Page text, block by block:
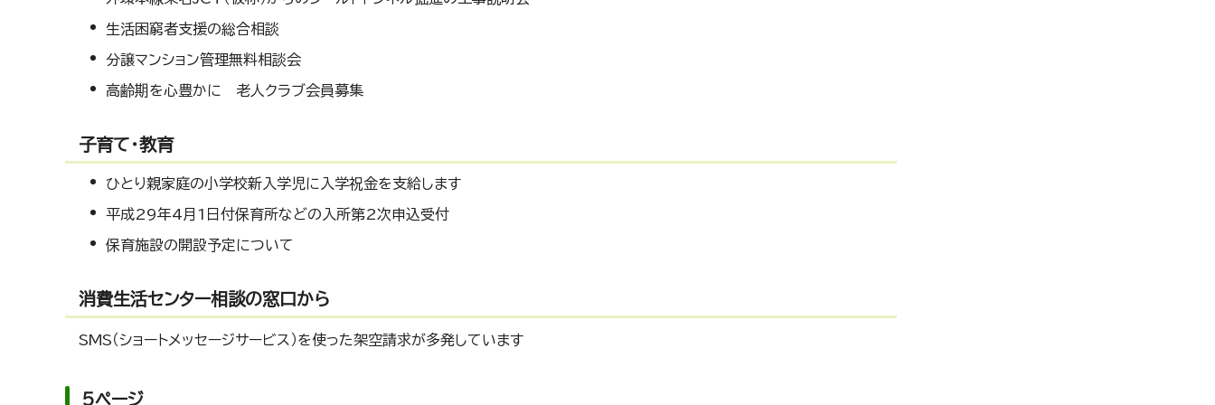
生活困窮者支援の総合相談
分譲マンション管理無料相談会
高齢期を心豊かに 老人クラブ会員募集
子育て・教育
ひとり親家庭の小学校新入学児に入学祝金を支給します
平成29年4月1日付保育所などの入所第2次申込受付
保育施設の開設予定について
消費生活センター相談の窓口から
SMS（ショートメッセージサービス）を使った架空請求が多発しています
5ページ